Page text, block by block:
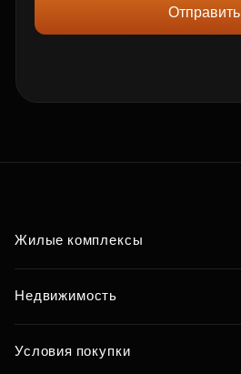
Отправить
Жилые комплексы
Недвижимость
Условия покупки